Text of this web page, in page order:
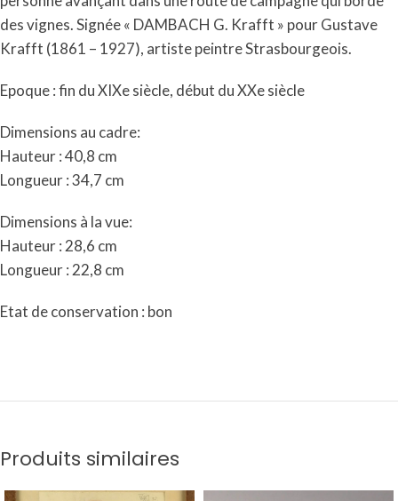
des vignes. Signée « DAMBACH G. Krafft » pour Gustave
Krafft (1861 – 1927), artiste peintre Strasbourgeois.
Epoque : fin du XIXe siècle, début du XXe siècle
Dimensions au cadre:
Hauteur : 40,8 cm
Longueur : 34,7 cm
Dimensions à la vue:
Hauteur : 28,6 cm
Longueur : 22,8 cm
Etat de conservation : bon
Produits similaires